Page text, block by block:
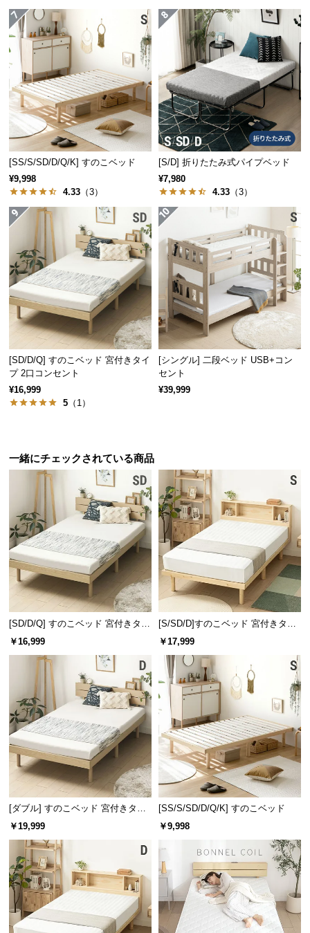
ら
ロ
グ
企
業
情
報
[SS/S/SD/D/Q/K] すのこベッド
¥9,998
4.33 （3）
[S/D] 折りたたみ式パイプベッド
¥7,980
4.33 （3）
[SD/D/Q] すのこベッド 宮付きタイ
プ 2口コンセント
¥16,999
5 （1）
[シングル] 二段ベッド USB+コン
セント
¥39,999
一緒にチェックされている商品
[SD/D/Q] すのこベッド 宮付きタイ
プ 2口コンセント
￥16,999
[S/SD/D]すのこベッド 宮付きタイ
プ
￥17,999
[ダブル] すのこベッド 宮付きタイ
プ 2口コンセント
￥19,999
[SS/S/SD/D/Q/K] すのこベッド
￥9,998